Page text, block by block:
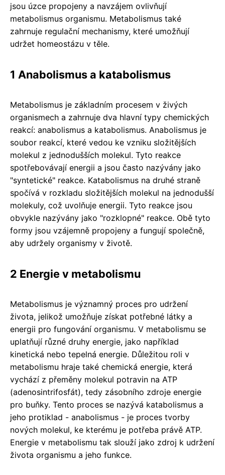
jsou úzce propojeny a navzájem ovlivňují
metabolismus organismu. Metabolismus také
zahrnuje regulační mechanismy, které umožňují
udržet homeostázu v těle.
1 Anabolismus a katabolismus
Metabolismus je základním procesem v živých
organismech a zahrnuje dva hlavní typy chemických
reakcí: anabolismus a katabolismus. Anabolismus je
soubor reakcí, které vedou ke vzniku složitějších
molekul z jednodušších molekul. Tyto reakce
spotřebovávají energii a jsou často nazývány jako
"syntetické" reakce. Katabolismus na druhé straně
spočívá v rozkladu složitějších molekul na jednodušší
molekuly, což uvolňuje energii. Tyto reakce jsou
obvykle nazývány jako "rozklopné" reakce. Obě tyto
formy jsou vzájemně propojeny a fungují společně,
aby udržely organismy v životě.
2 Energie v metabolismu
Metabolismus je významný proces pro udržení
života, jelikož umožňuje získat potřebné látky a
energii pro fungování organismu. V metabolismu se
uplatňují různé druhy energie, jako například
kinetická nebo tepelná energie. Důležitou roli v
metabolismu hraje také chemická energie, která
vychází z přeměny molekul potravin na ATP
(adenosintrifosfát), tedy zásobního zdroje energie
pro buňky. Tento proces se nazývá katabolismus a
jeho protiklad - anabolismus - je proces tvorby
nových molekul, ke kterému je potřeba právě ATP.
Energie v metabolismu tak slouží jako zdroj k udržení
života organismu a jeho funkce.